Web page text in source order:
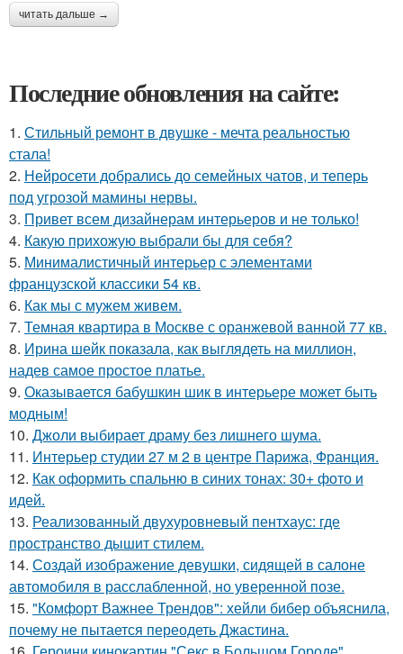
читать дальше →
Последние обновления на сайте:
1. Стильный ремонт в двушке - мечта реальностью
стала!
2. Нейросети добрались до семейных чатов, и теперь
под угрозой мамины нервы.
3. Привет всем дизайнерам интерьеров и не только!
4. Какую прихожую выбрали бы для себя?
5. Минималистичный интерьер с элементами
французской классики 54 кв.
6. Как мы с мужем живем.
7. Темная квартира в Москве с оранжевой ванной 77 кв.
8. Ирина шейк показала, как выглядеть на миллион,
надев самое простое платье.
9. Оказывается бабушкин шик в интерьере может быть
модным!
10. Джоли выбирает драму без лишнего шума.
11. Интерьер студии 27 м 2 в центре Парижа, Франция.
12. Как оформить спальню в синих тонах: 30+ фото и
идей.
13. Реализованный двухуровневый пентхаус: где
пространство дышит стилем.
14. Создай изображение девушки, сидящей в салоне
автомобиля в расслабленной, но уверенной позе.
15. "Комфорт Важнее Трендов": хейли бибер объяснила,
почему не пытается переодеть Джастина.